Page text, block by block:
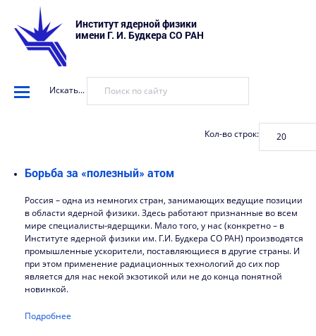
Институт ядерной физики
имени Г. И. Будкера СО РАН
Искать...
Кол-во строк:
Борьба за «полезный» атом
Россия – одна из немногих стран, занимающих ведущие позиции
в области ядерной физики. Здесь работают признанные во всем
мире специалисты-ядерщики. Мало того, у нас (конкретно – в
Институте ядерной физики им. Г.И. Будкера СО РАН) производятся
промышленные ускорители, поставляющиеся в другие страны. И
при этом применение радиационных технологий до сих пор
является для нас некой экзотикой или не до конца понятной
новинкой.
Подробнее